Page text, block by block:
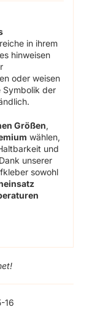
in ihrem
hinweisen
oder weisen
Symbolik der
Größen,
wählen,
und
unserer
sowohl
16